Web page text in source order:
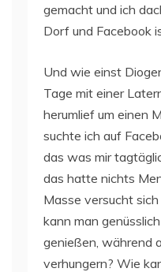
gemacht und ich
Dorf und Facebook
Und wie einst
Tage mit einer
herumlief um einen
suchte ich auf
das was mir
das hatte nichts
Masse versucht
kann man
genießen, während
verhungern? Wie